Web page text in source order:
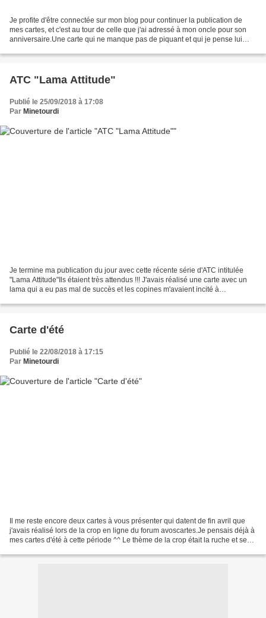
Je profite d'être connectée sur mon blog pour continuer la publication de
mes cartes, et c'est au tour de celle que j'ai adressé à mon oncle pour son
anniversaire.Une carte qui ne manque pas de piquant et qui je pense lui
ATC "Lama Attitude"
Publié le 25/09/2018 à 17:08
Par Minetourdi
Je termine ma publication du jour avec cette récente série d'ATC intitulée
"Lama Attitude"Ils étaient très attendus !!! J'avais réalisé une carte avec un
lama qui a eu pas mal de succès et les copines m'avaient incité à
Carte d'été
Publié le 22/08/2018 à 17:15
Par Minetourdi
Il me reste encore deux cartes à vous présenter qui datent de fin avril que
j'avais réalisé lors de la crop en ligne du forum avoscartes.Je pensais déjà à
mes cartes d'été à cette période ^^ Le thème de la crop était la ruche et ses